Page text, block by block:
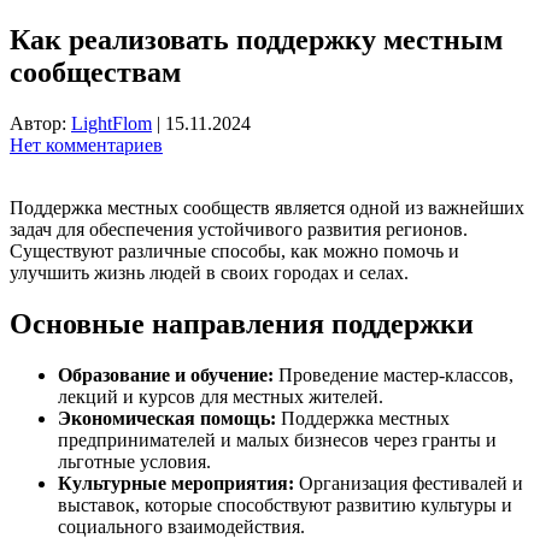
Как реализовать поддержку местным
сообществам
Автор: LightFlom | 15.11.2024
Нет комментариев
Поддержка местных сообществ является одной из важнейших
задач для обеспечения устойчивого развития регионов.
Существуют различные способы, как можно помочь и
улучшить жизнь людей в своих городах и селах.
Основные направления поддержки
Образование и обучение: Проведение мастер-классов,
лекций и курсов для местных жителей.
Экономическая помощь: Поддержка местных
предпринимателей и малых бизнесов через гранты и
льготные условия.
Культурные мероприятия: Организация фестивалей и
выставок, которые способствуют развитию культуры и
социального взаимодействия.